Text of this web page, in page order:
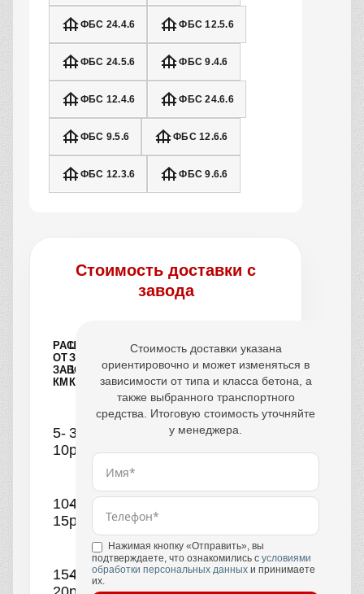
ФБС 24.4.6 ФБС 12.5.6
ФБС 24.5.6 ФБС 9.4.6
ФБС 12.4.6 ФБС 24.6.6
ФБС 9.5.6 ФБС 12.6.6
ФБС 12.3.6 ФБС 9.6.6
Стоимость доставки с
завода
РАССТОЯНИЕ
ОТ
ЗАВОДА,
КМ
ЦЕНА
ЗА
1
КУБ
5-
10
390
руб.
10-
15
440
руб.
15-490
Стоимость доставки указана
ориентировочно и может изменяться в
зависимости от типа и класса бетона, а
также выбранного транспортного
средства. Итоговую стоимость уточняйте
у менеджера.
Нажимая кнопку «Отправить», вы
подтверждаете, что ознакомились с условиями
обработки персональных данных и принимаете
их.